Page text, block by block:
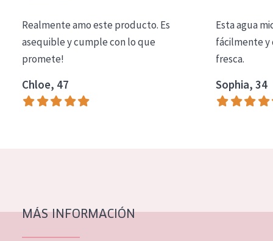
Piel madura
Piel expuesta al sol
Piel menopáusica
Realmente amo este producto. Es
asequible y cumple con lo que
promete!
Chloe, 47
Esta agua
fácilmente y
fresca.
Sophia, 34
MÁS INFORMACIÓN